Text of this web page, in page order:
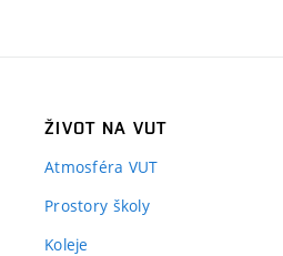
ŽIVOT NA VUT
Atmosféra VUT
Prostory školy
Koleje